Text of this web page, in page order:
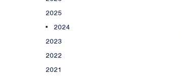
2025
2024
2023
2022
2021